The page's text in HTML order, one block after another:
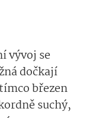
vývoj se
dočkají
březen
suchý,